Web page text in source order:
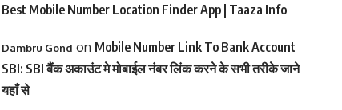
Best Mobile Number Location Finder App | Taaza Info
Dambru Gond on Mobile Number Link To Bank Account
SBI: SBI बैंक अकाउंट मे मोबाईल नंबर लिंक करने के सभी तरीके जाने
यहाँ से